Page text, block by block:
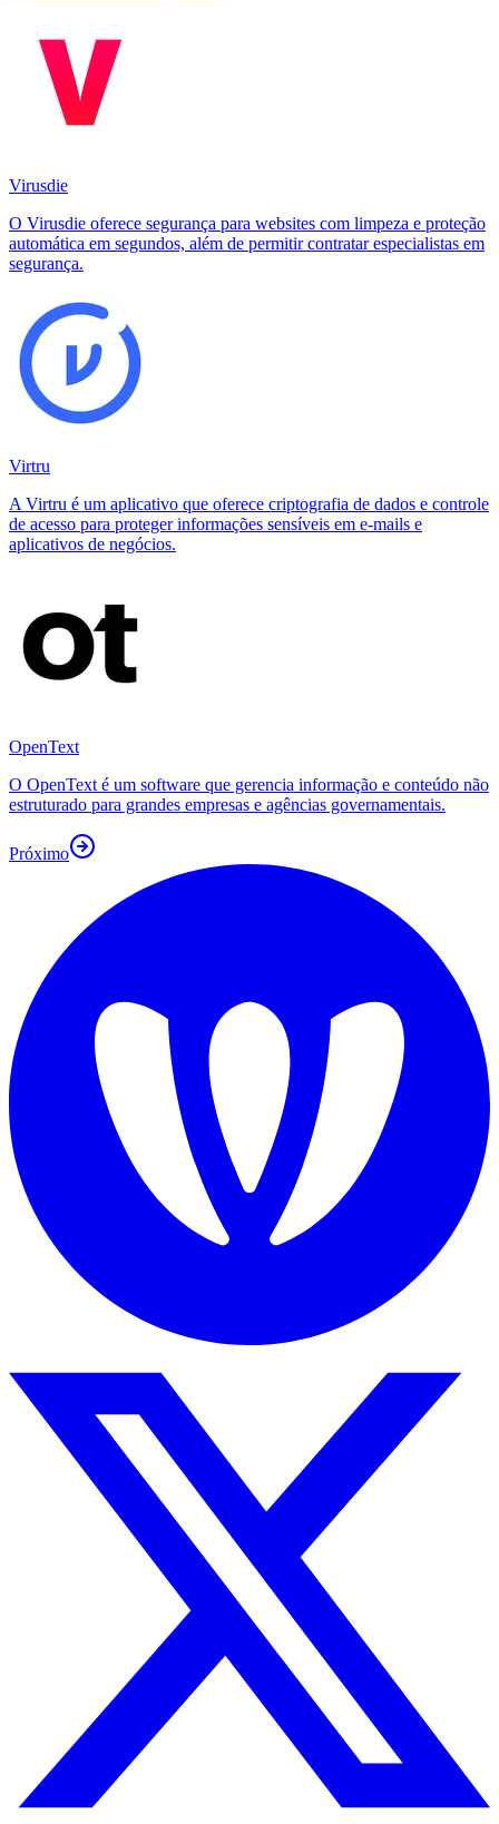
Virusdie
O Virusdie oferece segurança para websites com limpeza e proteção
automática em segundos, além de permitir contratar especialistas em
segurança.
Virtru
A Virtru é um aplicativo que oferece criptografia de dados e controle
de acesso para proteger informações sensíveis em e-mails e
aplicativos de negócios.
OpenText
O OpenText é um software que gerencia informação e conteúdo não
estruturado para grandes empresas e agências governamentais.
Próximo